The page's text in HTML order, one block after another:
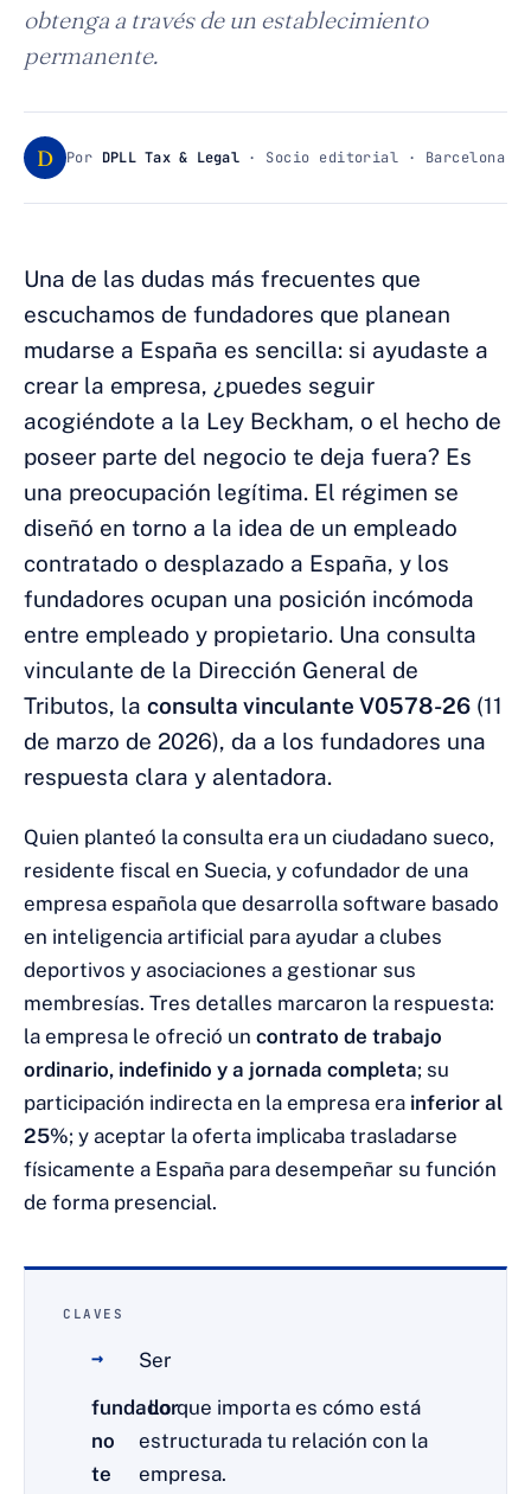
obtenga a través de un establecimiento
permanente.
D Por DPLL Tax & Legal· Socio editorial · Barcelona
Una de las dudas más frecuentes que
escuchamos de fundadores que planean
mudarse a España es sencilla: si ayudaste a
crear la empresa, ¿puedes seguir
acogiéndote a la Ley Beckham, o el hecho de
poseer parte del negocio te deja fuera? Es
una preocupación legítima. El régimen se
diseñó en torno a la idea de un empleado
contratado o desplazado a España, y los
fundadores ocupan una posición incómoda
entre empleado y propietario. Una consulta
vinculante de la Dirección General de
Tributos, la consulta vinculante V0578-26 (11
de marzo de 2026), da a los fundadores una
respuesta clara y alentadora.
Quien planteó la consulta era un ciudadano sueco,
residente fiscal en Suecia, y cofundador de una
empresa española que desarrolla software basado
en inteligencia artificial para ayudar a clubes
deportivos y asociaciones a gestionar sus
membresías. Tres detalles marcaron la respuesta:
la empresa le ofreció un contrato de trabajo
ordinario, indefinido y a jornada completa; su
participación indirecta en la empresa era inferior al
25%; y aceptar la oferta implicaba trasladarse
físicamente a España para desempeñar su función
de forma presencial.
CLAVES
Ser
fundador
no
te
. Lo que importa es cómo está
estructurada tu relación con la
empresa.